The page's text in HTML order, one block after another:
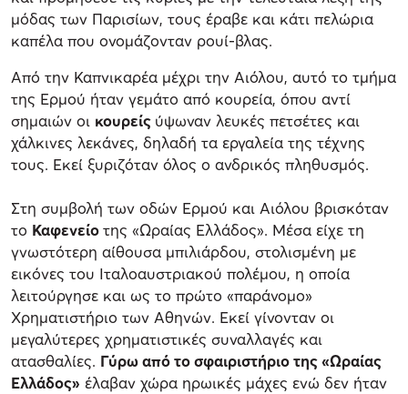
μόδας των Παρισίων, τους έραβε και κάτι πελώρια
καπέλα που ονομάζονταν ρουί-βλας.
Από την Καπνικαρέα μέχρι την Αιόλου, αυτό το τμήμα
της Ερμού ήταν γεμάτο από κουρεία, όπου αντί
σημαιών οι κουρείς ύψωναν λευκές πετσέτες και
χάλκινες λεκάνες, δηλαδή τα εργαλεία της τέχνης
τους. Εκεί ξυριζόταν όλος ο ανδρικός πληθυσμός.
Στη συμβολή των οδών Ερμού και Αιόλου βρισκόταν
το Καφενείοτης «Ωραίας Ελλάδος». Μέσα είχε τη
γνωστότερη αίθουσα μπιλιάρδου, στολισμένη με
εικόνες του Ιταλοαυστριακού πολέμου, η οποία
λειτούργησε και ως το πρώτο «παράνομο»
Χρηματιστήριο των Αθηνών. Εκεί γίνονταν οι
μεγαλύτερες χρηματιστικές συναλλαγές και
ατασθαλίες. Γύρω από το σφαιριστήριο της «Ωραίας
Ελλάδος» έλαβαν χώρα ηρωικές μάχες ενώ δεν ήταν